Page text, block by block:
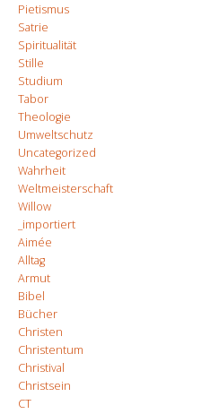
Pietismus
Satrie
Spiritualität
Stille
Studium
Tabor
Theologie
Umweltschutz
Uncategorized
Wahrheit
Weltmeisterschaft
Willow
_importiert
Aimée
Alltag
Armut
Bibel
Bücher
Christen
Christentum
Christival
Christsein
CT